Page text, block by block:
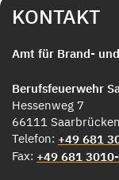
KONTAKT
Amt für Brand-
Berufsfeuerwehr
Hessenweg 7
66111 Saarbrücken
Telefon: +49 681
Fax: +49 681